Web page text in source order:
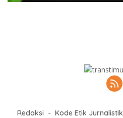
Redaksi Kode Etik Jurnalistik